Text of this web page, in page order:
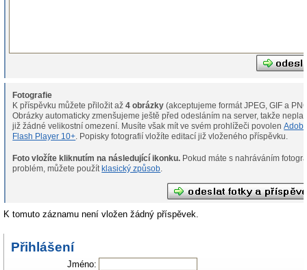
Fotografie
K příspěvku můžete přiložit až4 obrázky (akceptujeme formát JPEG, GIF a
Obrázky automaticky zmenšujeme ještě před odesláním na server, takže
již žádné velikostní omezení. Musíte však mít ve svém prohlížeči povolen
Flash Player 10+ . Popisky fotografií vložíte editací již vloženého příspěvku.
Foto vložíte kliknutím na následující ikonku.
problém, můžete použítklasický způsob.
K tomuto záznamu není vložen žádný příspěvek.
Přihlášení
Jméno: